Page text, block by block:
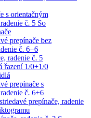
s orientačným
č. 5 So
prepínače bez
č. 6+6
radenie č. 5
řazení 1/0+1/0
prepínače s
č. 6+6
prepínače, radenie